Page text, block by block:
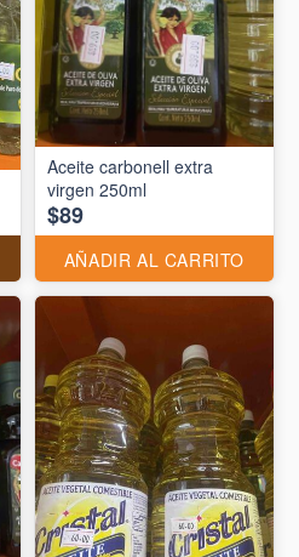
Aceite carbonell extra
virgen 250ml
$89
AÑADIR AL CARRITO